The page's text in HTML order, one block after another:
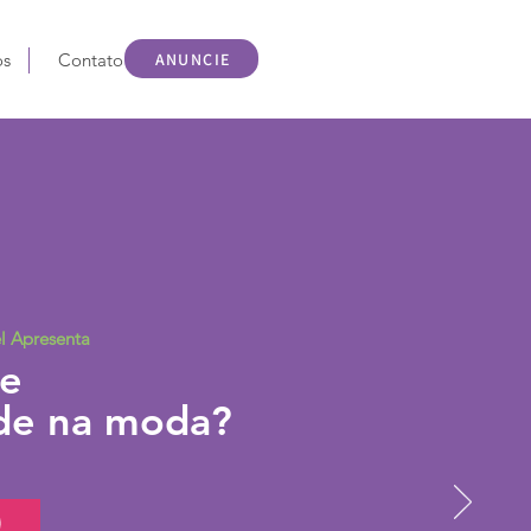
Contato ANUNCIE
Apresenta
na moda?